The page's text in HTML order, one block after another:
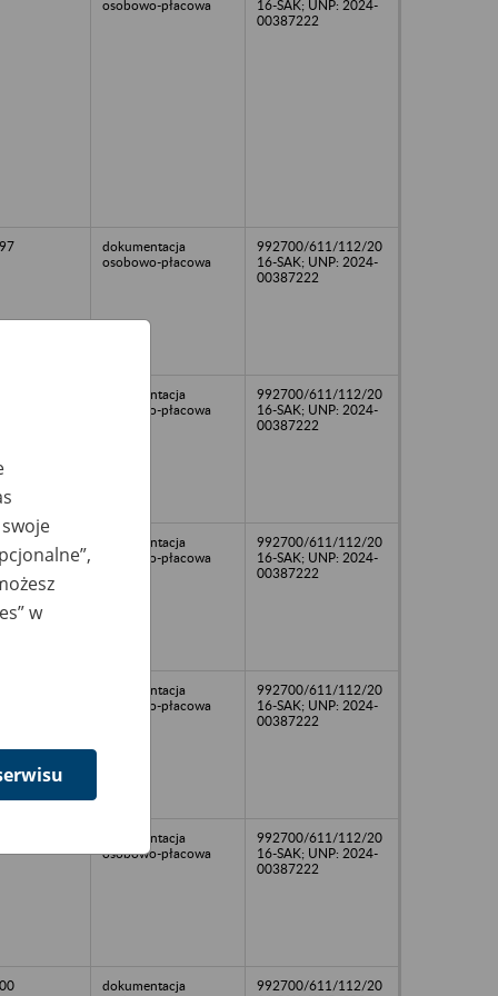
osobowo-płacowa
16-SAK; UNP: 2024-
00387222
dokumentacja
osobowo-płacowa
992700/611/112/20
16-SAK; UNP: 2024-
00387222
dokumentacja
osobowo-płacowa
992700/611/112/20
16-SAK; UNP: 2024-
00387222
dokumentacja
osobowo-płacowa
992700/611/112/20
16-SAK; UNP: 2024-
00387222
dokumentacja
osobowo-płacowa
992700/611/112/20
16-SAK; UNP: 2024-
00387222
dokumentacja
osobowo-płacowa
992700/611/112/20
16-SAK; UNP: 2024-
00387222
dokumentacja
992700/611/112/20
w